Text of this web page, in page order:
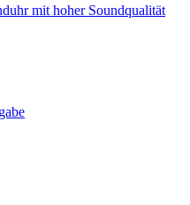
mit hoher Soundqualität